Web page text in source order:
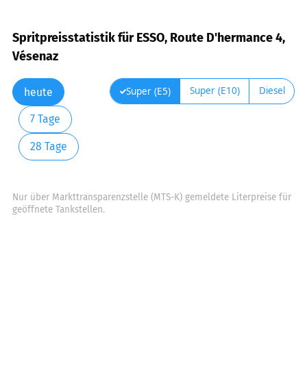
Spritpreisstatistik für ESSO, Route D'hermance 4,
Vésenaz
heute
7 Tage
28 Tage
Super (E5) Super (E10) Diesel
Nur über Markttransparenzstelle (MTS-K) gemeldete Literpreise für
geöffnete Tankstellen.